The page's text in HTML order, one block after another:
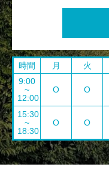
時間 月 火
9:00
~
12:00
O O
15:30
~
18:30
O O